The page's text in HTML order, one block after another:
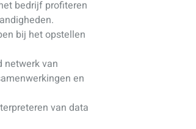
bedrijf profiteren
bij het opstellen
netwerk van
en
van data